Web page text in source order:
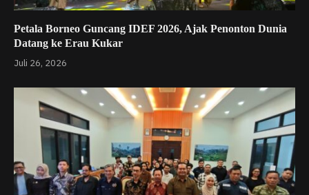
Petala Borneo Guncang IDEF 2026, Ajak Penonton Dunia
Datang ke Erau Kukar
Juli 26, 2026